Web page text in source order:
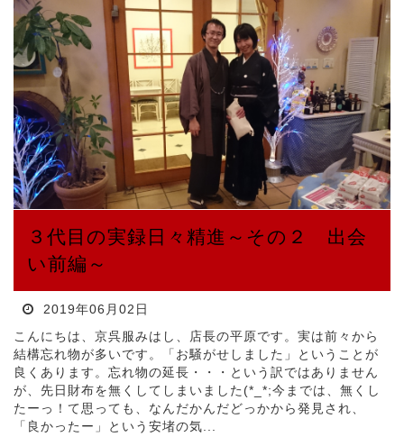
３代目の実録日々精進～その２ 出会
い前編～
2019年06月02日
こんにちは、京呉服みはし、店長の平原です。実は前々から
結構忘れ物が多いです。「お騒がせしました」ということが
良くあります。忘れ物の延長・・・という訳ではありません
が、先日財布を無くしてしまいました(*_*;今までは、無くし
たーっ！て思っても、なんだかんだどっかから発見され、
「良かったー」という安堵の気...